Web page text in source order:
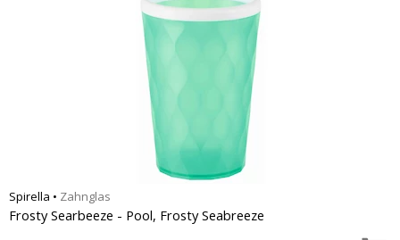
Spirella • Zahnglas
Frosty Searbeeze - Pool, Frosty Seabreeze